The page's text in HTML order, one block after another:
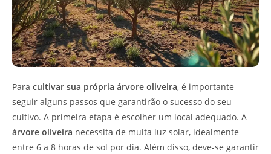
Para cultivar sua própria árvore oliveira, é importante
seguir alguns passos que garantirão o sucesso do seu
cultivo. A primeira etapa é escolher um local adequado. A
árvore oliveira necessita de muita luz solar, idealmente
entre 6 a 8 horas de sol por dia. Além disso, deve-se garantir